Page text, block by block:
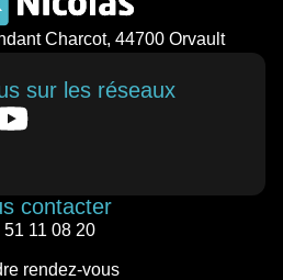
Charcot, 44700 Orvault
sur les réseaux
contacter
51 11 08 20
rendez-vous